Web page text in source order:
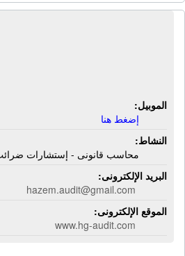
الموبيل:
إضغط هنا
النشاط:
محاسب قانونى - إستشارات
البريد الإلكترونى:
hazem.audit@gmail.com
الموقع الإلكترونى:
www.hg-audit.com